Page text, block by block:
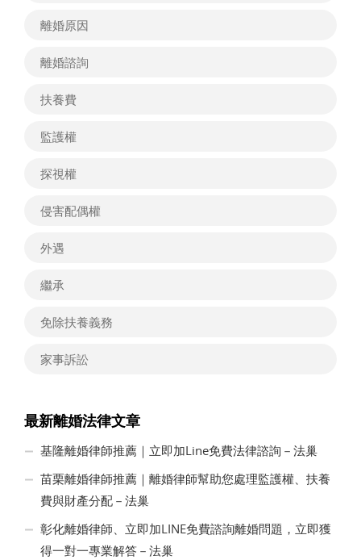
離婚原因
離婚諮詢
扶養費
監護權
探視權
侵害配偶權
外遇
繼承
免除扶養義務
家事訴訟
最新離婚法律文章
基隆離婚律師推薦｜立即加Line免費法律諮詢－法巢
苗栗離婚律師推薦｜離婚律師幫助您處理監護權、扶養
費與財產分配－法巢
彰化離婚律師、立即加LINE免費諮詢離婚問題，立即獲
得一對一專業解答－法巢